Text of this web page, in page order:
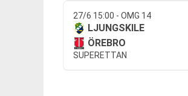
27/6 15:00 - OMG 14
LJUNGSKILE
ÖREBRO
SUPERETTAN